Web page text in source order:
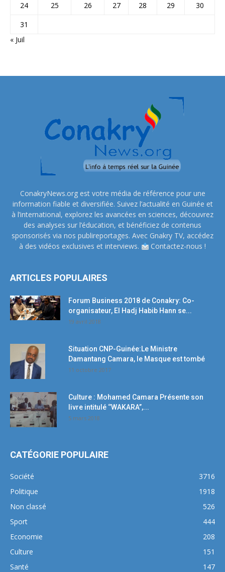
24
25 26 27 28 29
30
31
« Juil
ConakryNews.org est votre média de référence pour une
information fiable et diversifiée. Suivez l’actualité en Guinée et
à l’international, explorez les avancées en sciences, découvrez
des analyses sur l’éducation, et bénéficiez de contenus
sponsorisés via nos publireportages. Avec Gnakry TV, accédez
à des vidéos exclusives et interviews.
Contactez-nous !
ARTICLES POPULAIRES
Forum Business 2018 de Conakry: Co-
organisateur, El Hadj Habib Hann se...
19 avril 2018
Situation CNP-Guinée:Le Ministre
Damantang Camara, le Masque est tombé
11 octobre 2017
Culture : Mohamed Camara Présente son
livre intitulé ‘’WAKARA’’,...
5 mars 2018
CATÉGORIE POPULAIRE
Société
3716
Politique
1918
Non classé
526
Sport
444
Economie
208
Culture
151
Santé
147